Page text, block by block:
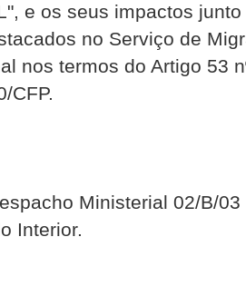
e os seus impactos
no Serviço de
nos termos do Artigo 53
CFP.
Ministerial 02/B/
Interior.